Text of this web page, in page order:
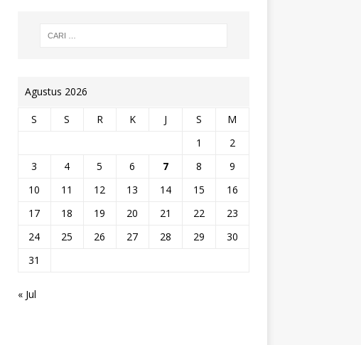
Agustus 2026
S S R K J S
M
1
2
3
4 5 6 7 8
9
10
11 12 13 14 15
16
17
18 19 20 21 22
23
24
25 26 27 28 29
30
31
« Jul